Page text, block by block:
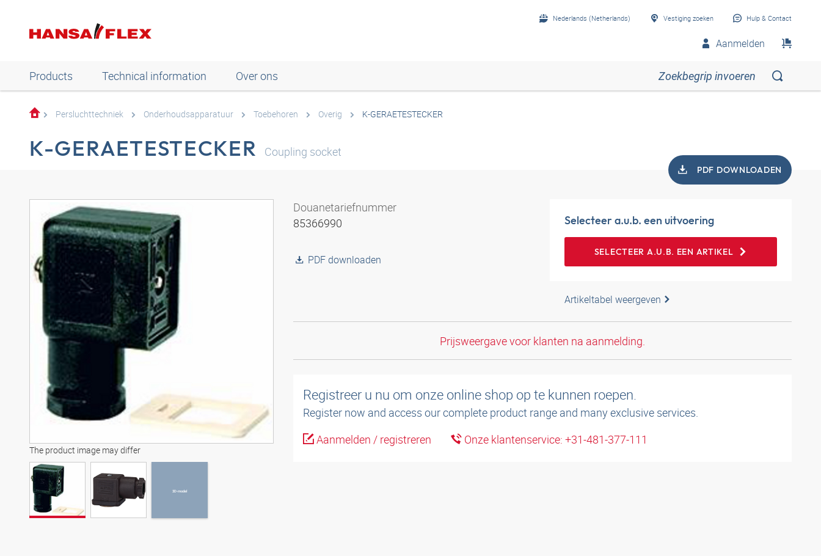
Nederlands (Netherlands) Vestiging zoeken Hulp & Contact
Aanmelden
Products Technical information Over ons
Persluchttechniek Onderhoudsapparatuur Toebehoren Overig K-GERAETESTECKER
K-GERAETESTECKER Coupling socket
PDF DOWNLOADEN
The product image may differ
3D-model
3D-model
Douanetariefnummer
85366990
PDF downloaden
Selecteer a.u.b. een uitvoering
SELECTEER A.U.B. EEN ARTIKEL
Artikeltabel weergeven
Prijsweergave voor klanten na aanmelding.
Registreer u nu om onze online shop op te kunnen roepen.
Register now and access our complete product range and many exclusive services.
Aanmelden / registreren
Onze klantenservice: +31-481-377-111